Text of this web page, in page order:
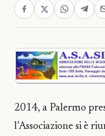
2014, a Palermo
l’Associazione si è